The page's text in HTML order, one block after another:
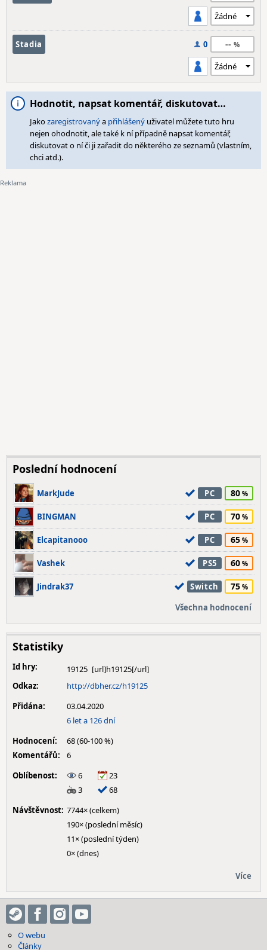
Stadia 0 --
Hodnotit, napsat komentář, diskutovat…
Jakozaregistrovanýa přihlášený uživatel můžete tuto hru
nejen ohodnotit, ale také k ní případně napsat komentář,
diskutovat o ní či ji zařadit do některého ze seznamů (vlastním,
chci atd.).
Poslední hodnocení
MarkJude PC 80
BINGMAN PC 70
Elcapitanooo PC 65
Vashek PS5 60
Jindrak37 Switch 75
Všechna hodnocení
Statistiky
Id hry:
19125
Odkaz:
http://dbher.cz/h19125
Přidána:
03.04.2020
6 let a 126 dní
Hodnocení:
68 (60-100 %)
Komentářů:
6
Oblíbenost:
6
23
3
68
Návštěvnost: 7744× (celkem)
190× (poslední měsíc)
11× (poslední týden)
0× (dnes)
Více
O webu
Články